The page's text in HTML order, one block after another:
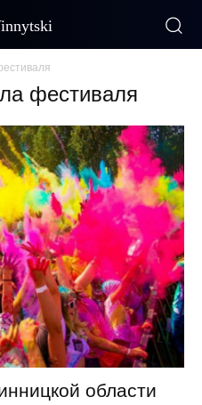
фестиваля
области